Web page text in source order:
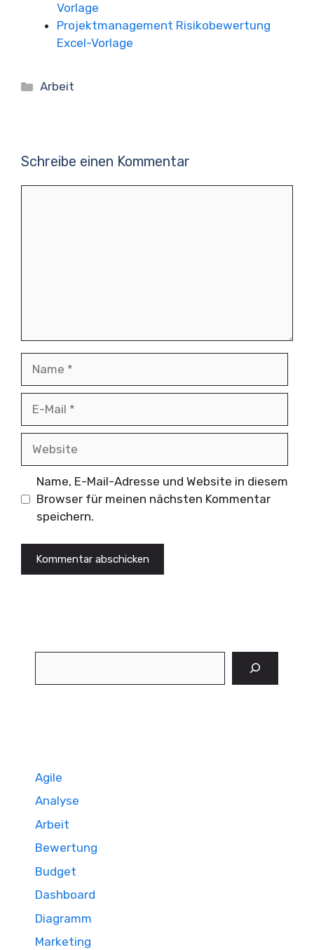
Vorlage
Projektmanagement Risikobewertung
Excel-Vorlage
Kategorien
Arbeit
Schreibe einen Kommentar
Name, E-Mail-Adresse und Website in diesem
Browser für meinen nächsten Kommentar
speichern.
Agile
Analyse
Arbeit
Bewertung
Budget
Dashboard
Diagramm
Marketing